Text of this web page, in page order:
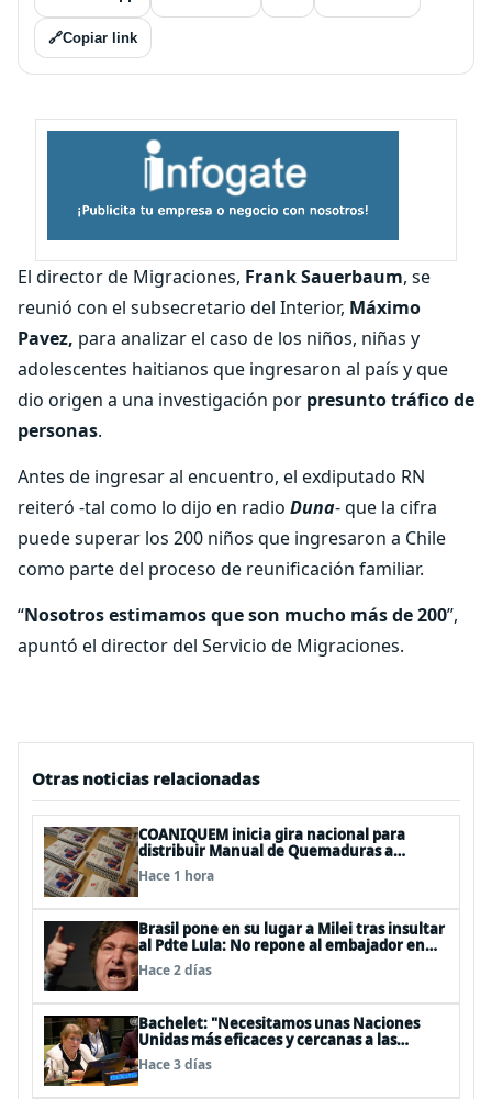
🔗Copiar link
El director de Migraciones, Frank Sauerbaum, se
reunió con el subsecretario del Interior, Máximo
Pavez, para analizar el caso de los niños, niñas y
adolescentes haitianos que ingresaron al país y que
dio origen a una investigación por presunto tráfico de
personas.
Antes de ingresar al encuentro, el exdiputado RN
reiteró -tal como lo dijo en radio Duna- que la cifra
puede superar los 200 niños que ingresaron a Chile
como parte del proceso de reunificación familiar.
“Nosotros estimamos que son mucho más de 200”,
apuntó el director del Servicio de Migraciones.
Otras noticias relacionadas
COANIQUEM inicia gira nacional para
distribuir Manual de Quemaduras a
profesionales de la salud
Hace 1 hora
Brasil pone en su lugar a Milei tras insultar
al Pdte Lula: No repone al embajador en
BBSS y rebaja la relación bilateral
Hace 2 días
Bachelet: "Necesitamos unas Naciones
Unidas más eficaces y cercanas a las
personas"
Hace 3 días